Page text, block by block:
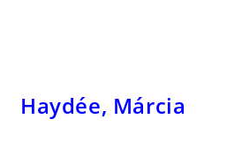
Haydée, Márcia